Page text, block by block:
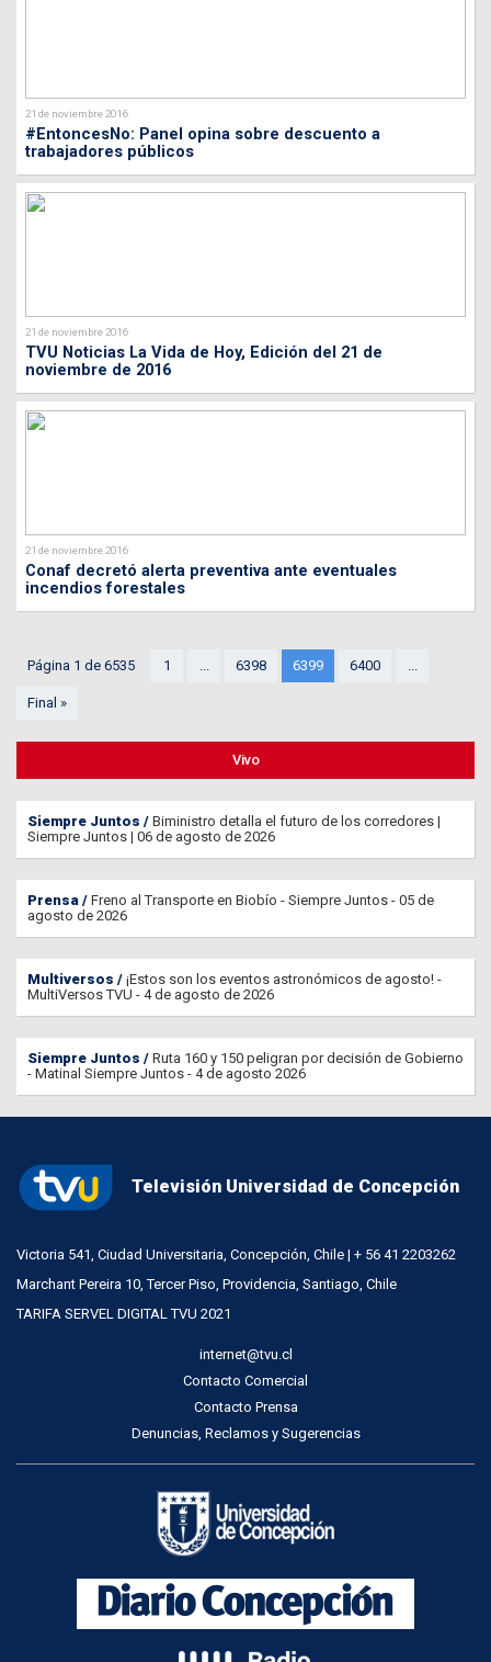
21 de noviembre 2016
#EntoncesNo: Panel opina sobre descuento a
trabajadores públicos
21 de noviembre 2016
TVU Noticias La Vida de Hoy, Edición del 21 de
noviembre de 2016
21 de noviembre 2016
Conaf decretó alerta preventiva ante eventuales
incendios forestales
Página 1 de 6535 1 ... 6398 6399 6400 ...
Final »
Vivo
Siempre Juntos
Biministro detalla el futuro de los corredores |
Siempre Juntos | 06 de agosto de 2026
Prensa
Freno al Transporte en Biobío - Siempre Juntos - 05 de
agosto de 2026
Multiversos
¡Estos son los eventos astronómicos de agosto! -
MultiVersos TVU - 4 de agosto de 2026
Siempre Juntos
Ruta 160 y 150 peligran por decisión de Gobierno
- Matinal Siempre Juntos - 4 de agosto 2026
Televisión Universidad de Concepción
Victoria 541, Ciudad Universitaria, Concepción, Chile | + 56 41 2203262
Marchant Pereira 10, Tercer Piso, Providencia, Santiago, Chile
TARIFA SERVEL DIGITAL TVU 2021
internet@tvu.cl
Contacto Comercial
Contacto Prensa
Denuncias, Reclamos y Sugerencias